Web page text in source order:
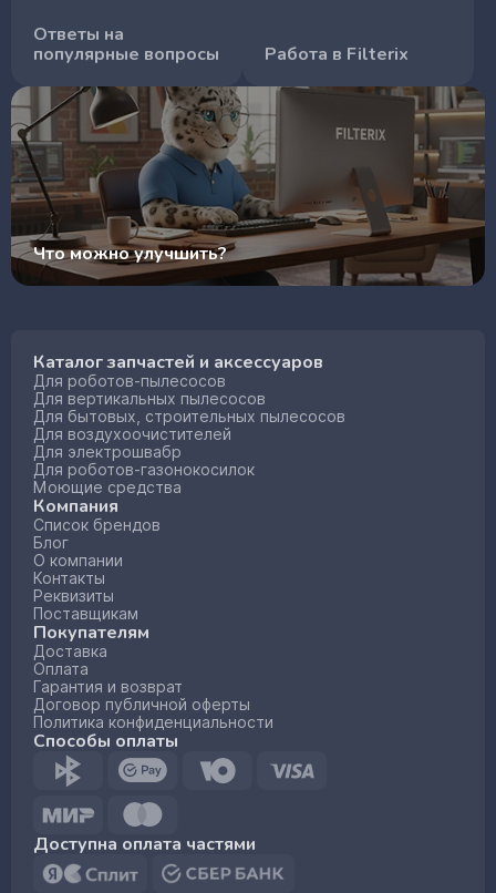
Ответы на
популярные вопросы
Работа в Filterix
Что можно улучшить?
Каталог запчастей и аксессуаров
Для роботов-пылесосов
Для вертикальных пылесосов
Для бытовых, строительных пылесосов
Для воздухоочистителей
Для электрошвабр
Для роботов-газонокосилок
Моющие средства
Компания
Список брендов
Блог
О компании
Контакты
Реквизиты
Поставщикам
Покупателям
Доставка
Оплата
Гарантия и возврат
Договор публичной оферты
Политика конфиденциальности
Способы оплаты
Доступна оплата частями